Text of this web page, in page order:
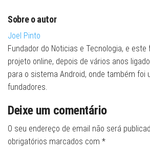
Sobre o autor
Joel Pinto
Fundador do Noticias e Tecnologia, e
projeto online, depois de vários anos
para o sistema Android, onde também foi
fundadores.
Deixe um comentário
O seu endereço de email não será
obrigatórios marcados com *